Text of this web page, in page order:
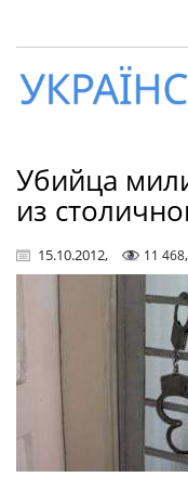
Український
вісник
Убийца
из
15.10.2012, 11 468,